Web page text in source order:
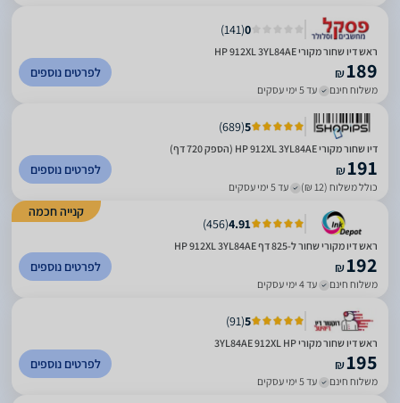
0
(
141
)
ראש דיו שחור מקורי HP 912XL 3YL84AE
₪189
משלוח חינם עד 5 ימי עסקים
לפרטים נוספים
5
(
689
)
דיו שחור מקורי HP 912XL 3YL84AE (הספק 720 דף)
₪191
כולל משלוח (12 ₪) עד 5 ימי עסקים
לפרטים נוספים
קנייה חכמה
4.91
(
456
)
ראש דיו מקורי שחור ל-825 דף HP 912XL 3YL84AE
₪192
משלוח חינם עד 4 ימי עסקים
לפרטים נוספים
5
(
91
)
ראש דיו שחור מקורי 3YL84AE 912XL HP
₪195
משלוח חינם עד 5 ימי עסקים
לפרטים נוספים